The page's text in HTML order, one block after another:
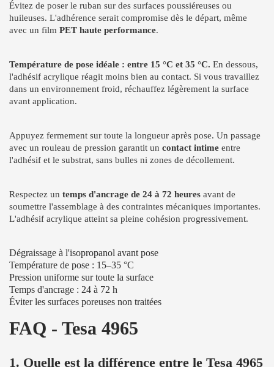
Évitez de poser le ruban sur des surfaces poussiéreuses ou
huileuses. L'adhérence serait compromise dès le départ, même
avec un film PET haute performance.
Température de pose idéale : entre 15 °C et 35 °C. En dessous,
l'adhésif acrylique réagit moins bien au contact. Si vous travaillez
dans un environnement froid, réchauffez légèrement la surface
avant application.
Appuyez fermement sur toute la longueur après pose. Un passage
avec un rouleau de pression garantit un contact intime entre
l'adhésif et le substrat, sans bulles ni zones de décollement.
Respectez un temps d'ancrage de 24 à 72 heures avant de
soumettre l'assemblage à des contraintes mécaniques importantes.
L'adhésif acrylique atteint sa pleine cohésion progressivement.
Dégraissage à l'isopropanol avant pose
Température de pose : 15–35 °C
Pression uniforme sur toute la surface
Temps d'ancrage : 24 à 72 h
Éviter les surfaces poreuses non traitées
FAQ - Tesa 4965
1. Quelle est la différence entre le Tesa 4965